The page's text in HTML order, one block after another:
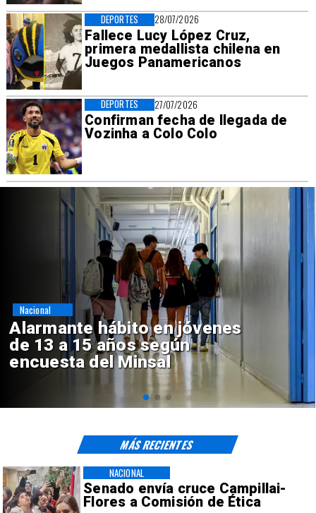
28/07/2026
Fallece Lucy López Cruz,
primera medallista chilena en
Juegos Panamericanos
DEPORTES
27/07/2026
Confirman fecha de llegada de
Vozinha a Colo Colo
DEPORTES
Aprueban creación del Parque
Sebastián Piñera con inversión
de $4 mil millones
Regiones
Senado envía cruce Campillai-
Flores a Comisión de Ética
NACIONAL
MÁS RECIENTES